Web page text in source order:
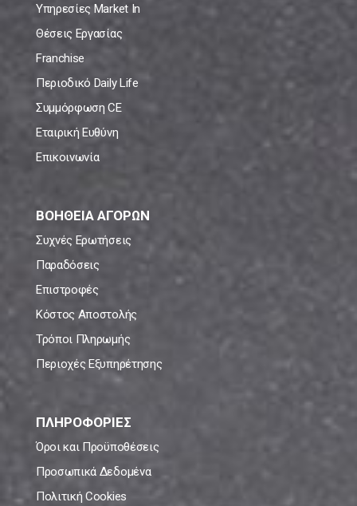
Υπηρεσίες Market In
Θέσεις Εργασίας
Franchise
Περιοδικό Daily Life
Συμμόρφωση CE
Εταιρική Ευθύνη
Επικοινωνία
ΒΟΗΘΕΙΑ ΑΓΟΡΩΝ
Συχνές Ερωτήσεις
Παραδόσεις
Επιστροφές
Κόστος Αποστολής
Τρόποι Πληρωμής
Περιοχές Εξυπηρέτησης
ΠΛΗΡΟΦΟΡΙΕΣ
Όροι και Προϋποθέσεις
Προσωπικά Δεδομένα
Πολιτική Cookies